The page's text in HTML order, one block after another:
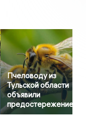
Пчеловоду из
Тульской области
объявили
предостережение